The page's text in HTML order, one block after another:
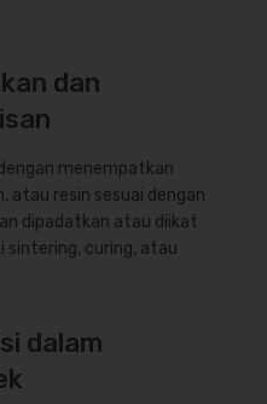
dan
menempatkan
atau resin sesuai dengan
dipadatkan atau diikat
sintering, curing, atau
dalam